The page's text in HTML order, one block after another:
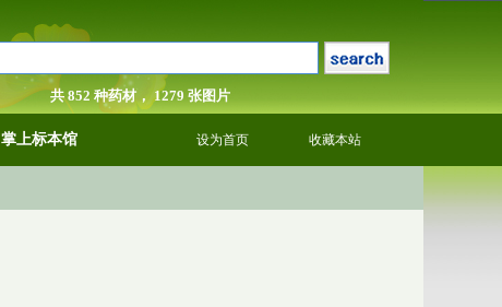
共 852 种药材， 1279 张图片
掌上标本馆 设为首页 收藏本站